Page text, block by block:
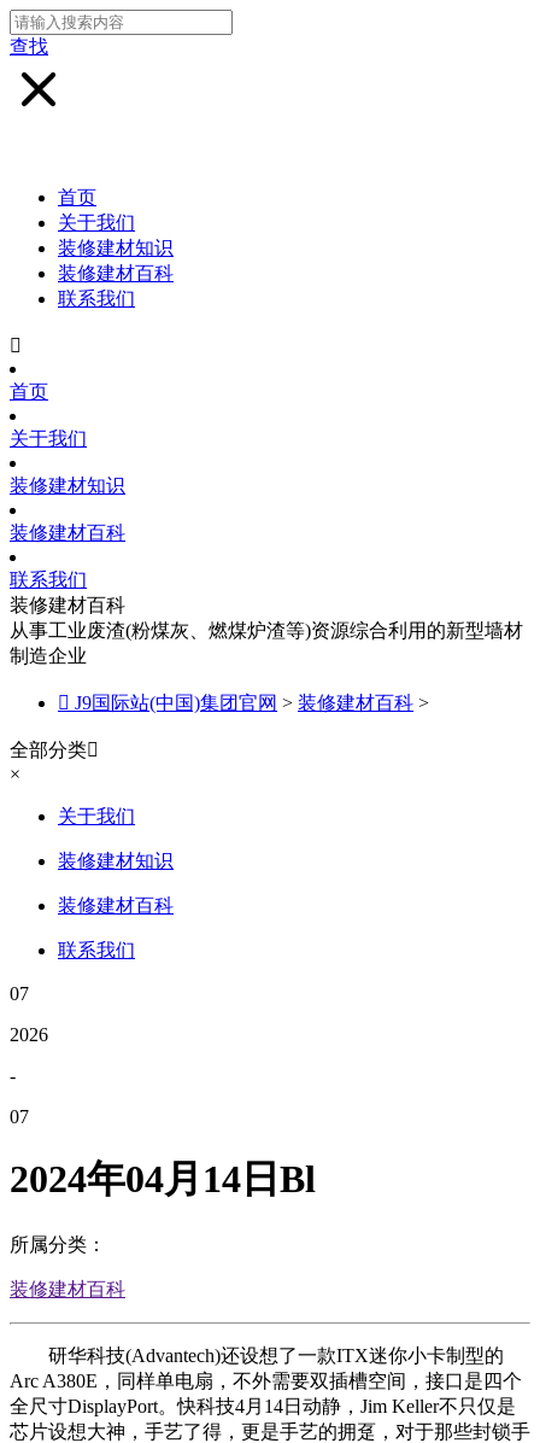
查找
首页
关于我们
装修建材知识
装修建材百科
联系我们

首页
关于我们
装修建材知识
装修建材百科
联系我们
装修建材百科
从事工业废渣(粉煤灰、燃煤炉渣等)资源综合利用的新型墙材
制造企业
 J9国际站(中国)集团官网 > 装修建材百科 >
全部分类
×
关于我们
装修建材知识
装修建材百科
联系我们
07
2026
-
07
2024年04月14日Bl
所属分类：
装修建材百科
研华科技(Advantech)还设想了一款ITX迷你小卡制型的
Arc A380E，同样单电扇，不外需要双插槽空间，接口是四个
全尺寸DisplayPort。快科技4月14日动静，Jim Keller不只仅是
芯片设想大神，手艺了得，更是手艺的拥趸，对于那些封锁手